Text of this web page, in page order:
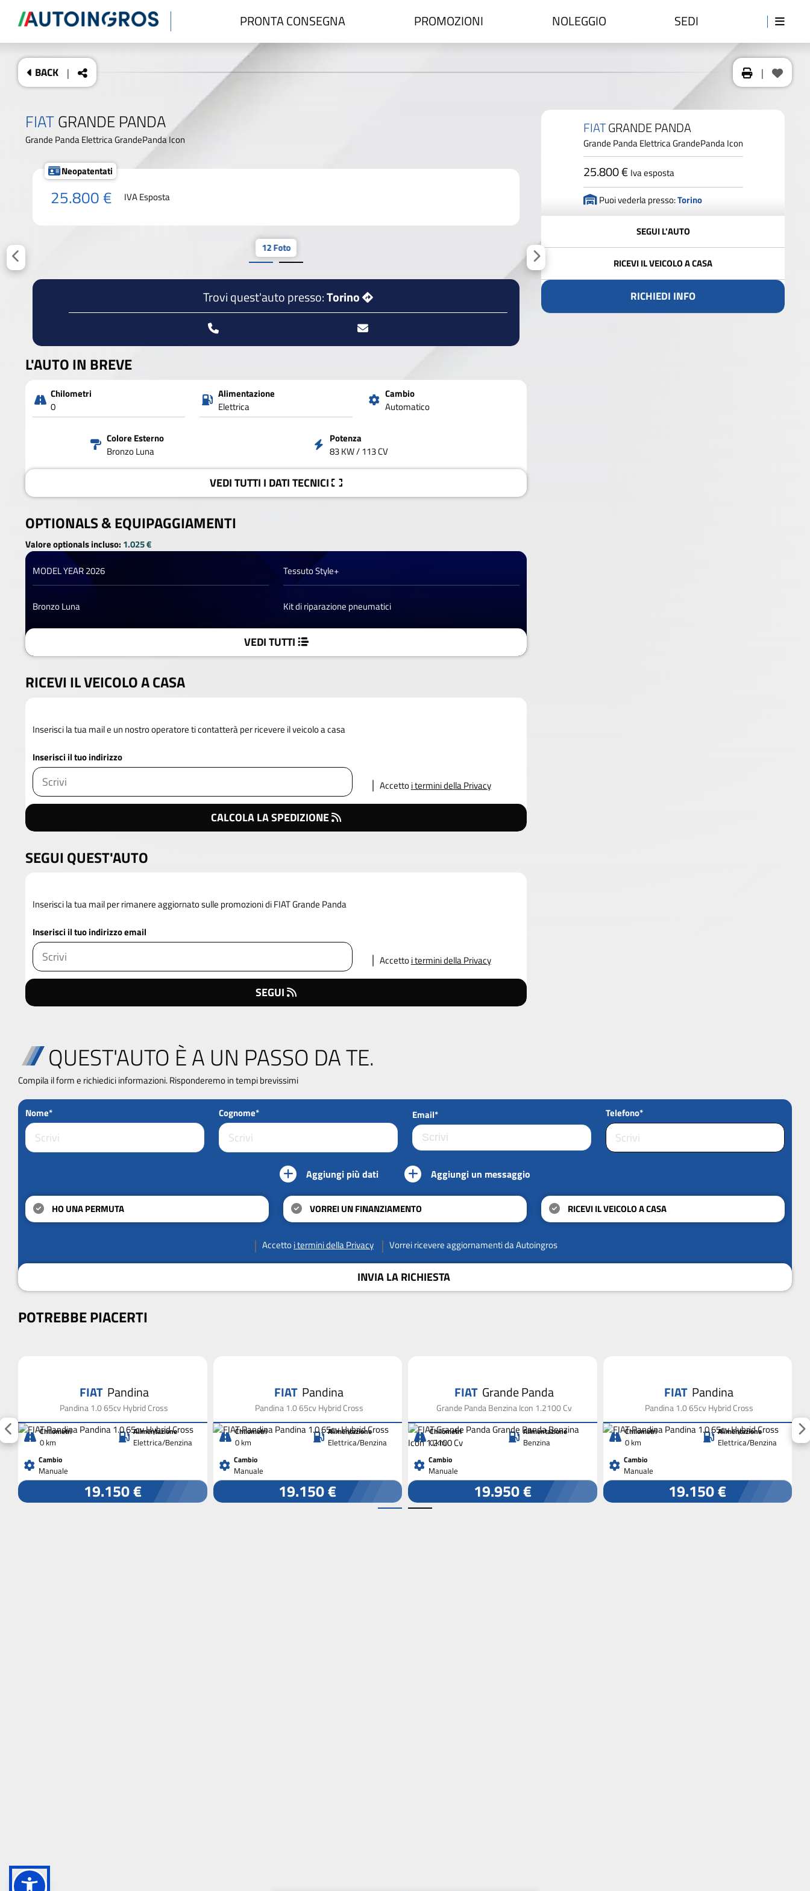
PRONTA CONSEGNA PROMOZIONI NOLEGGIO SEDI
BACK | |
FIATGRANDE PANDA
Grande Panda Elettrica GrandePanda Icon
Neopatentati
25.800 € IVA Esposta
12 Foto
Trovi quest'auto presso:Torino
L'AUTO IN BREVE
Chilometri
0
Alimentazione
Elettrica
Cambio
Automatico
Colore Esterno
Bronzo Luna
Potenza
83 KW / 113 CV
VEDITUTTI I DATITECNICI
OPTIONALS &EQUIPAGGIAMENTI
Valore optionals incluso: 1.025 €
MODEL YEAR 2026
Tessuto Style+
Bronzo Luna Kit di riparazione pneumatici
VEDI TUTTI
RICEVI IL VEICOLO A CASA
Inserisci la tua mail e un nostro operatore ti contatterà per ricevere il veicolo a casa
Inserisci il tuo indirizzo
Accettoi termini della Privacy
CALCOLA LA SPEDIZIONE
SEGUI QUEST'AUTO
Inserisci la tua mail per rimanere aggiornato sulle promozioni di FIAT Grande Panda
Inserisci il tuo indirizzo email
Accettoi termini della Privacy
SEGUI
FIATGRANDE PANDA
Grande Panda Elettrica GrandePanda Icon
25.800 € Iva esposta
Puoi vederla presso:Torino
SEGUI L'AUTO
RICEVI IL VEICOLO A CASA
RICHIEDI INFO
QUEST'AUTO È A UN PASSO DA TE.
Compila il form e richiedici informazioni. Risponderemo in tempi brevissimi
Nome* Cognome* Email* Telefono*
Aggiungi più dati Aggiungi un messaggio
HO UNA PERMUTA VORREI UN FINANZIAMENTO RICEVI IL VEICOLO A CASA
Accettoi termini della Privacy Vorrei ricevere aggiornamenti da Autoingros
INVIA LA RICHIESTA
POTREBBE PIACERTI
FIAT Pandina
Pandina 1.0 65cv Hybrid Cross
Chilometri
0 km
Alimentazione
Elettrica/Benzina
Cambio
Manuale
19.150 €
FIAT Pandina
Pandina 1.0 65cv Hybrid Cross
Chilometri
0 km
Alimentazione
Elettrica/Benzina
Cambio
Manuale
19.150 €
FIAT Grande Panda
Grande Panda Benzina Icon 1.2100 Cv
Chilometri
0 km
Alimentazione
Benzina
Cambio
Manuale
19.950 €
FIAT Pandina
Pandina 1.0 65cv Hybrid Cross
Chilometri
0 km
Alimentazione
Elettrica/Benzina
Cambio
Manuale
19.150 €